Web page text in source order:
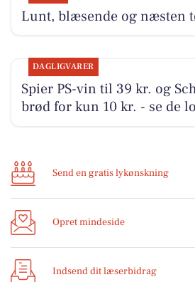
Lunt, blæsende og næsten
DAGLIGVARER
Spier PS-vin til 39 kr. og
brød for kun 10 kr. - se de
Send en gratis lykønskning
Opret mindeside
Indsend dit læserbidrag